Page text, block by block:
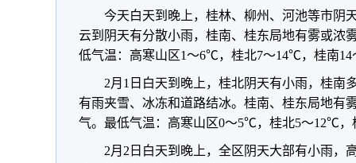
今天白天到晚上，桂林、柳州、河池等市阴
云到阴天有分散小雨，桂南、桂东局地有雾或浓
低气温：高寒山区1～6℃，桂北7～14℃，桂南
2月1日白天到晚上，桂北阴天有小雨，桂南
有雨夹雪、冰冻和道路结冰。桂南、桂东局地有
气。最低气温：高寒山区0～5℃，桂北5～12℃
2月2日白天到晚上，全区阴天大部有小雨，